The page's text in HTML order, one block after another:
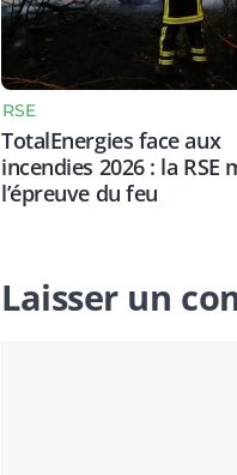
RSE
TotalEnergies face aux
incendies 2026 : la RSE
l’épreuve du feu
Laisser un